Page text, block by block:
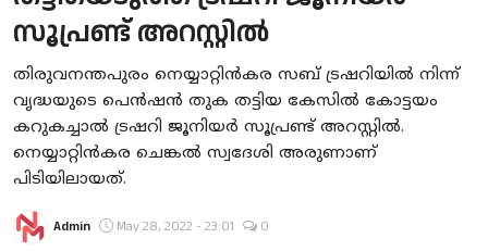
Gulf News
Loksabha Election 2024
Technology
Health
Jobs Mall
സൂപ്രണ്ട് അറസ്റ്റില്‍
തിരുവനന്തപുരം നെയ്യാറ്റിൻകര സബ് ട്രഷറിയിൽ നിന്ന്
വൃദ്ധയുടെ പെൻഷൻ തുക തട്ടിയ കേസിൽ കോട്ടയം
കറുകച്ചാൽ ട്രഷറി ജൂനിയർ സൂപ്രണ്ട് അറസ്റ്റിൽ.
നെയ്യാറ്റിൻകര ചെങ്കൽ സ്വദേശി അരുണാണ്
പിടിയിലായത്.
Admin May 28, 2022 - 23:01 0